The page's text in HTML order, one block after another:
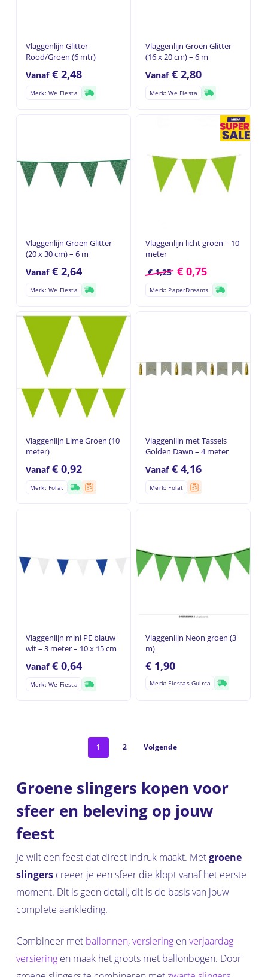
Geen producten in de
Vlaggenlijn Glitter
Rood/Groen (6 mtr)
Vanaf€ 2,48
Merk: We Fiesta
Vlaggenlijn Groen Glitter
(16 x 20 cm) – 6 m
Vanaf€2,80
Merk: We Fiesta
Vlaggenlijn Groen Glitter
(20 x 30 cm) – 6 m
Vanaf€ 2,64
Merk: We Fiesta
Vlaggenlijn licht groen – 10
meter
€1,25 €0,75
Merk: PaperDreams
Vlaggenlijn Lime Groen (10
meter)
Vanaf€ 0,92
Merk: Folat
Vlaggenlijn met Tassels
Golden Dawn – 4 meter
Vanaf€4,16
Merk: Folat
Vlaggenlijn mini PE blauw
wit – 3 meter – 10 x 15 cm
Vanaf€ 0,64
Merk: We Fiesta
Vlaggenlijn Neon groen (3
m)
€ 1,90
Merk: Fiestas Guirca
1 2 Volgende
Groene slingers kopen voor
sfeer en beleving op jouw
feest
Je wilt een feest dat direct indruk maakt. Metgroene
slingerscreëer je een sfeer die klopt vanaf het eerste
moment. Dit is geen detail, dit is de basis van jouw
complete aankleding.
Combineer met ballonnen,versieringenverjaardag
versieringen maak het groots met ballonbogen. Door